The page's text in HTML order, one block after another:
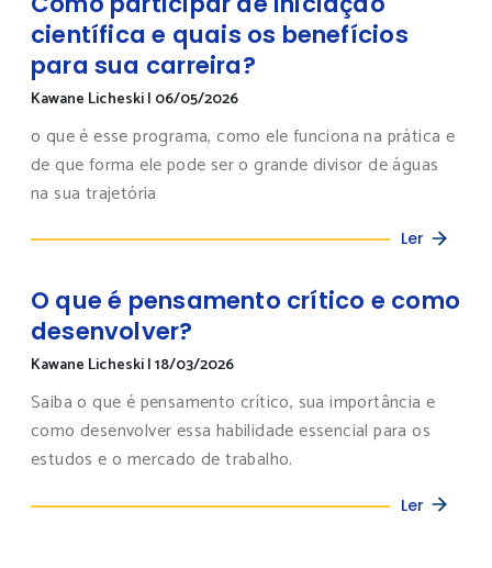
científica e quais os benefícios
para sua carreira?
Kawane Licheski| 06/05/2026
o que é esse programa, como ele funciona na prática e
de que forma ele pode ser o grande divisor de águas
na sua trajetória
Ler
O que é pensamento crítico e como
desenvolver?
Kawane Licheski|18/03/2026
Saiba o que é pensamento crítico, sua importância e
como desenvolver essa habilidade essencial para os
estudos e o mercado de trabalho.
Ler